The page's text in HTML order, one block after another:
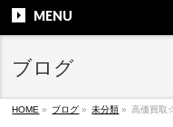
MENU
ブログ
HOME » ブログ » 未分類 » 高価買取